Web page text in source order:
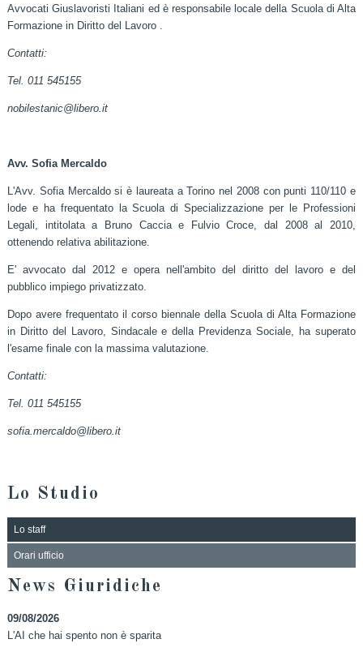
Avvocati Giuslavoristi Italiani ed è responsabile locale della Scuola di Alta
Formazione in Diritto del Lavoro .
Contatti:
Tel. 011 545155
nobilestanic@libero.it
Avv. Sofia Mercaldo
L'Avv. Sofia Mercaldo si è laureata a Torino nel 2008 con punti 110/110 e
lode e ha frequentato la Scuola di Specializzazione per le Professioni
Legali, intitolata a Bruno Caccia e Fulvio Croce, dal 2008 al 2010,
ottenendo relativa abilitazione.
E' avvocato dal 2012 e opera nell'ambito del diritto del lavoro e del
pubblico impiego privatizzato.
Dopo avere frequentato il corso biennale della Scuola di Alta Formazione
in Diritto del Lavoro, Sindacale e della Previdenza Sociale, ha superato
l'esame finale con la massima valutazione.
Contatti:
Tel. 011 545155
sofia.mercaldo@libero.it
Lo Studio
Lo staff
Orari ufficio
News Giuridiche
09/08/2026
L'AI che hai spento non è sparita